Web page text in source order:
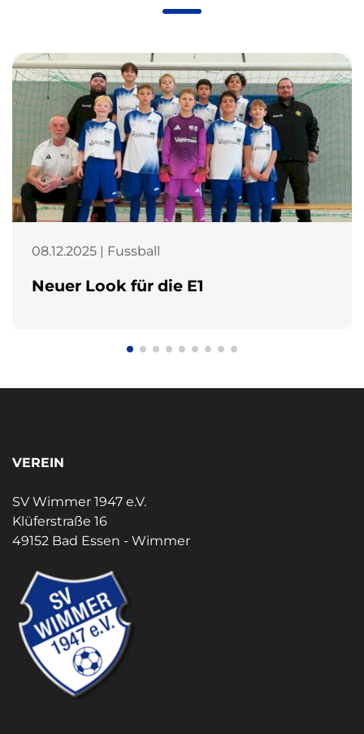
08.12.2025 | Fussball
Neuer Look für die E1
VEREIN
SV Wimmer 1947 e.V.
Klüferstraße 16
49152 Bad Essen - Wimmer